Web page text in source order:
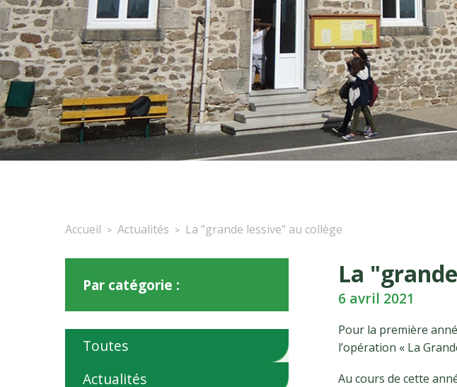
Accueil > Actualités > La "grande lessive" au collège
Par catégorie :
Toutes
Actualités
La
6 avril 2021
Pour la première
l’opération « La
Au cours de cette